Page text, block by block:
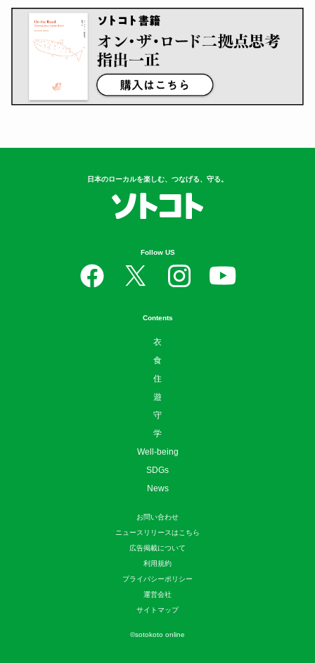
日本のローカルを楽しむ、つなげる、守る。
Follow US
Contents
衣
食
住
遊
守
学
Well-being
SDGs
News
お問い合わせ
ニュースリリースはこちら
広告掲載について
利用規約
プライバシーポリシー
運営会社
サイトマップ
©sotokoto online